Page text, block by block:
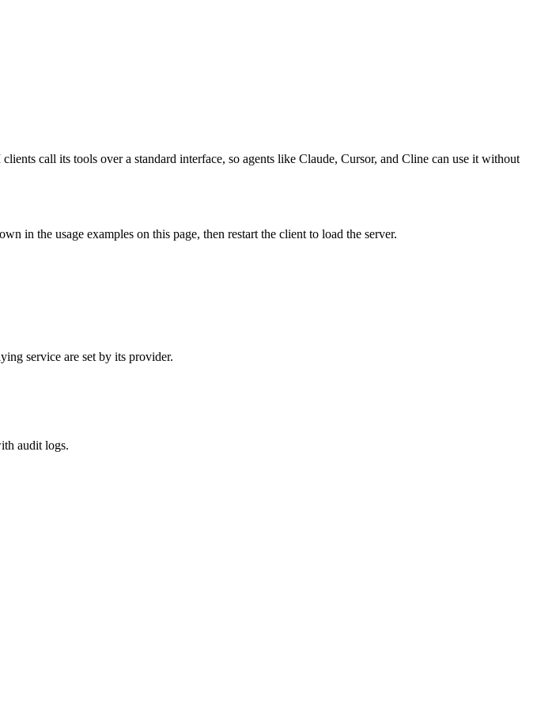
call its tools over a standard interface, so agents like Claude, Cursor, and Cline can use it without
in the usage examples on this page, then restart the client to load the server.
service are set by its provider.
audit logs.